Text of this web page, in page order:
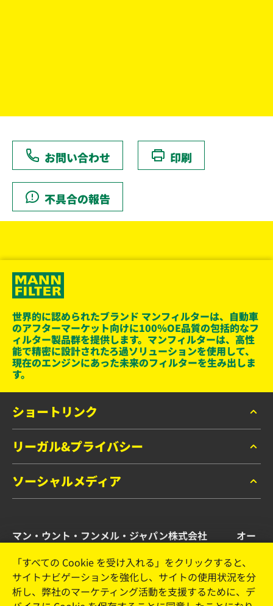
お問い合わせ 印刷
不具合の報告
世界的に認められたブランド マンフィルターは、自動車
のアフターマーケット向けに100％OE品質の包括的なフ
ィルター製品群を提供します。マンフィルターは、高性
能で精密に設計されたろ過ソリューションを使用して、
現在のエンジンにあった未来のフィルターを生み出しま
す。
ショートリンク
マンフィルター カタログ
お問い合わせ
リーガル&プライバシー
データプライバシー
リーガルノーティス
ソーシャルメディア
Instagram
YouTube
マン・ウント・フンメル・ジャパン株式会社 オー
横浜市港北区新横浜2-15-10 YS新横浜ビル2F
Tel. +81 (45) 470 4611
「すべての Cookie を受け入れる」をクリックすると、
サイトナビゲーションを強化し、サイトの使用状況を分
析し、弊社のマーケティング活動を支援するために、デ